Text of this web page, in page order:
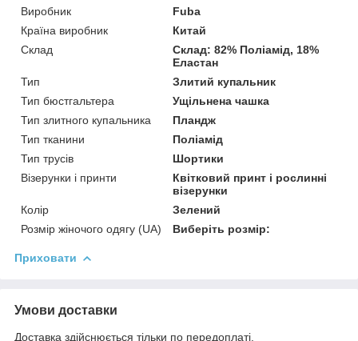
Виробник
Fuba
Країна виробник
Китай
Склад
Склад: 82% Поліамід, 18%
Еластан
Тип
Злитий купальник
Тип бюстгальтера
Ущільнена чашка
Тип злитного купальника
Пландж
Тип тканини
Поліамід
Тип трусів
Шортики
Візерунки і принти
Квітковий принт і рослинні
візерунки
Колір
Зелений
Розмір жіночого одягу (UA)
Виберіть розмір:
Приховати
Умови доставки
Доставка здійснюється тільки по передоплаті.